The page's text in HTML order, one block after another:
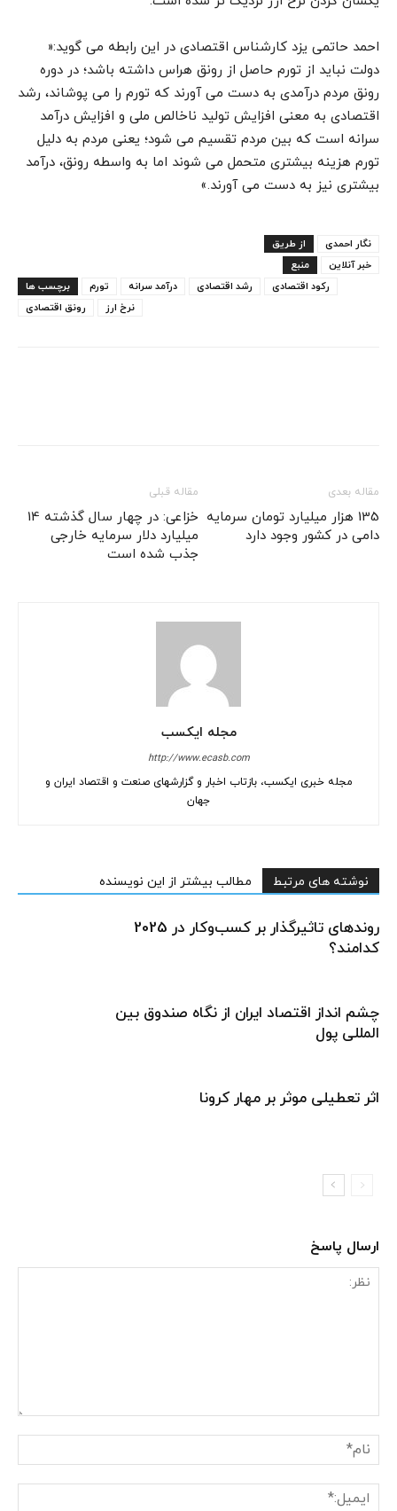
احمد حاتمی یزد کارشناس اقتصادی در این رابطه می گوید:«
دولت نباید از تورم حاصل از رونق هراس داشته باشد؛ در دوره
رونق مردم درآمدی به دست می آورند که تورم را می پوشاند، رشد
اقتصادی به معنی افزایش تولید ناخالص ملی و افزایش درآمد
سرانه است که بین مردم تقسیم می شود؛ یعنی مردم به دلیل
تورم هزینه بیشتری متحمل می شوند اما به واسطه رونق، درآمد
بیشتری نیز به دست می آورند.»
از طریق
نگار احمدی
منبع
خبر آنلاین
برچسب ها
تورم درآمد سرانه رشد اقتصادی
رکود اقتصادی
رونق اقتصادی
نرخ ارز
مقاله قبلی
خزاعی: در چهار سال گذشته 14
میلیارد دلار سرمایه خارجی
جذب شده است
مقاله بعدی
135 هزار میلیارد تومان سرمایه
دامی در کشور وجود دارد
مجله ایکسب
http://www.ecasb.com
مجله خبری ایکسب، بازتاب اخبار و گزارشهای صنعت و اقتصاد ایران و
جهان
نوشته های مرتبط مطالب بیشتر از این نویسنده
روندهای تاثیرگذار بر کسب‌وکار در 2025
کدامند؟
چشم انداز اقتصاد ایران از نگاه صندوق بین
المللی پول
اثر تعطیلی موثر بر مهار کرونا
ارسال پاسخ